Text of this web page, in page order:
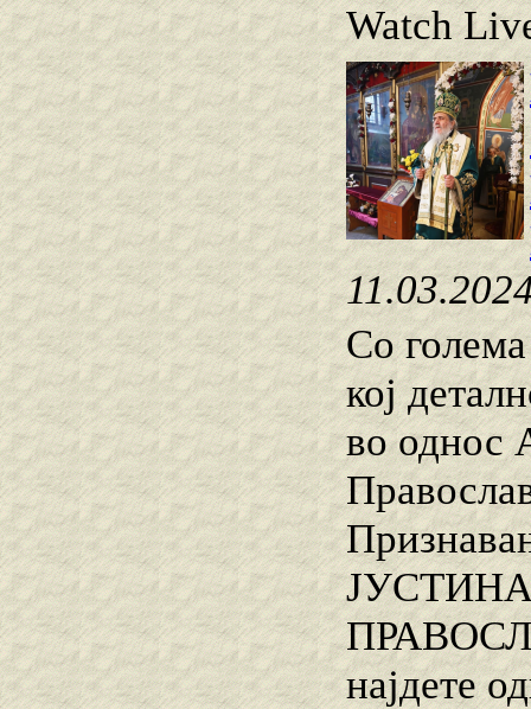
Watch
Со
кој
во однос
најдете